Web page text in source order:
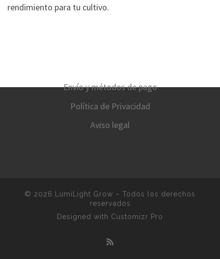
rendimiento para tu cultivo.
Envío y métodos de pago
Política de Privacidad
Aviso legal
© 2026 LumiLight Grow – Todos los derechos
reservados
Designed with Customizr Pro